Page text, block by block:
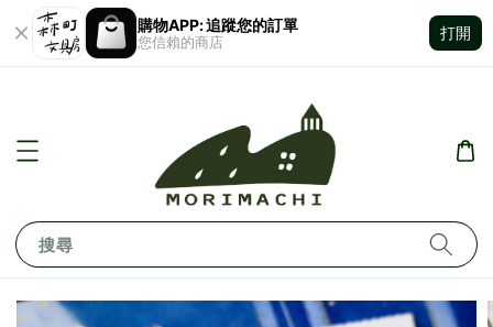
購物APP: 追蹤您的訂單
您信賴的商店
打開
搜尋